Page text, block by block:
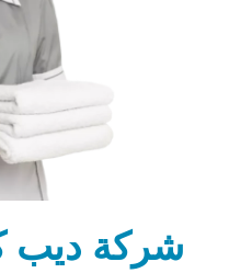
شركة ديب